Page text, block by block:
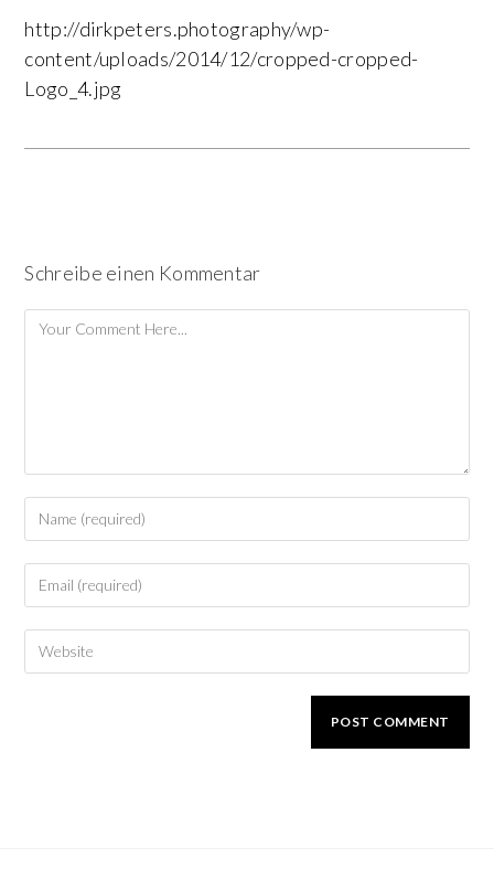
http://dirkpeters.photography/wp-
content/uploads/2014/12/cropped-cropped-
Logo_4.jpg
Schreibe einen Kommentar